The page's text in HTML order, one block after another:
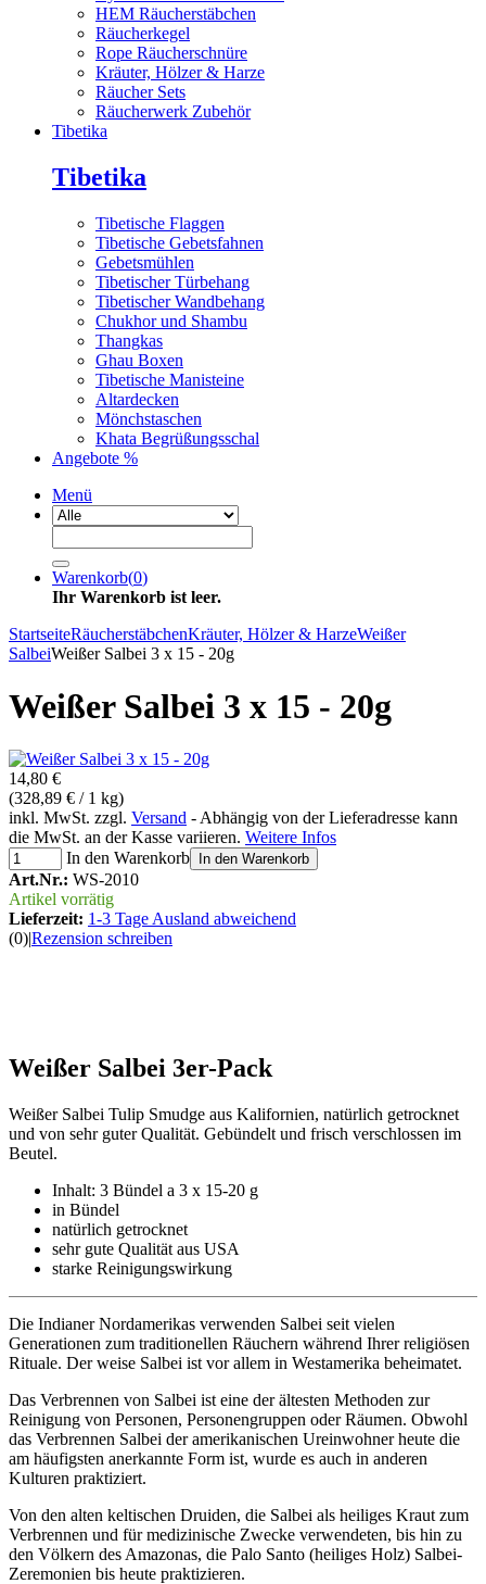
HEM Räucherstäbchen
Räucherkegel
Rope Räucherschnüre
Kräuter, Hölzer & Harze
Räucher Sets
Räucherwerk Zubehör
Tibetika
Tibetika
Tibetische Flaggen
Tibetische Gebetsfahnen
Gebetsmühlen
Tibetischer Türbehang
Tibetischer Wandbehang
Chukhor und Shambu
Thangkas
Ghau Boxen
Tibetische Manisteine
Altardecken
Mönchstaschen
Khata Begrüßungsschal
Angebote %
Menü
Warenkorb(0)
Ihr Warenkorb ist leer.
StartseiteRäucherstäbchenKräuter, Hölzer & HarzeWeißer
SalbeiWeißer Salbei 3 x 15 - 20g
Weißer Salbei 3 x 15 - 20g
14,80 €
(328,89 € / 1 kg)
inkl. MwSt. zzgl. Versand - Abhängig von der Lieferadresse kann
die MwSt. an der Kasse variieren. Weitere Infos
In den Warenkorb
In den Warenkorb
Art.Nr.: WS-2010
Artikel vorrätig
Lieferzeit: 1-3 Tage Ausland abweichend
(0)|Rezension schreiben
Weißer Salbei 3er-Pack
Weißer Salbei Tulip Smudge aus Kalifornien, natürlich getrocknet
und von sehr guter Qualität. Gebündelt und frisch verschlossen im
Beutel.
Inhalt: 3 Bündel a 3 x 15-20 g
in Bündel
natürlich getrocknet
sehr gute Qualität aus USA
starke Reinigungswirkung
Die Indianer Nordamerikas verwenden Salbei seit vielen
Generationen zum traditionellen Räuchern während Ihrer religiösen
Rituale. Der weise Salbei ist vor allem in Westamerika beheimatet.
Das Verbrennen von Salbei ist eine der ältesten Methoden zur
Reinigung von Personen, Personengruppen oder Räumen. Obwohl
das Verbrennen Salbei der amerikanischen Ureinwohner heute die
am häufigsten anerkannte Form ist, wurde es auch in anderen
Kulturen praktiziert.
Von den alten keltischen Druiden, die Salbei als heiliges Kraut zum
Verbrennen und für medizinische Zwecke verwendeten, bis hin zu
den Völkern des Amazonas, die Palo Santo (heiliges Holz) Salbei-
Zeremonien bis heute praktizieren.